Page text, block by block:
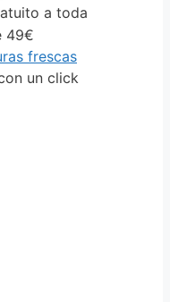
a toda
49€
frescas
un click